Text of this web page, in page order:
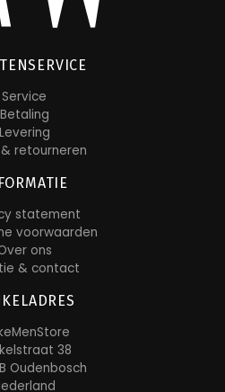
Service
Betaling
Levering
& retourneren
statement
voorwaarden
ons
& contact
38
Oudenbosch